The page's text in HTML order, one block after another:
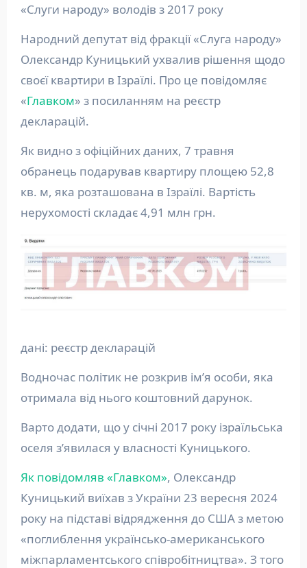
«Слуги народу» володів з 2017 року
Народний депутат від фракції «Слуга народу»
Олександр Куницький ухвалив рішення щодо
своєї квартири в Ізраїлі. Про це повідомляє
«Главком» з посиланням на реєстр
декларацій.
Як видно з офіційних даних, 7 травня
обранець подарував квартиру площею 52,8
кв. м, яка розташована в Ізраїлі. Вартість
нерухомості складає 4,91 млн грн.
дані: реєстр декларацій
Водночас політик не розкрив ім’я особи, яка
отримала від нього коштовний дарунок.
Варто додати, що у січні 2017 року ізраїльська
оселя з’явилася у власності Куницького.
Як повідомляв «Главком», Олександр
Куницький виїхав з України 23 вересня 2024
року на підставі відрядження до США з метою
«поглиблення українсько-американського
міжпарламентського співробітництва». З того